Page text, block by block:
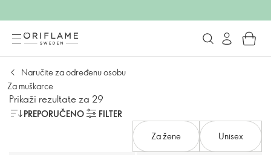
Naručite za određenu osobu
Za muškarce
Prikaži rezultate za 29
PREPORUČENO
FILTER
Za žene
Unisex